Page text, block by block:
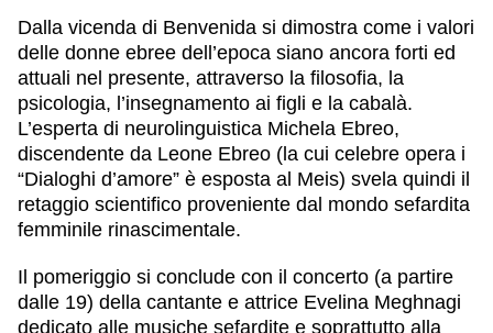
Dalla vicenda di Benvenida si dimostra come i valori
delle donne ebree dell’epoca siano ancora forti ed
attuali nel presente, attraverso la filosofia, la
psicologia, l’insegnamento ai figli e la cabalà.
L’esperta di neurolinguistica Michela Ebreo,
discendente da Leone Ebreo (la cui celebre opera i
“Dialoghi d’amore” è esposta al Meis) svela quindi il
retaggio scientifico proveniente dal mondo sefardita
femminile rinascimentale.
Il pomeriggio si conclude con il concerto (a partire
dalle 19) della cantante e attrice Evelina Meghnagi
dedicato alle musiche sefardite e soprattutto alla